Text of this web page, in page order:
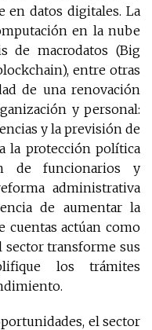
en datos digitales. La
en la nube
de macrodatos (Big
entre otras
de una renovación
y personal:
y la previsión de
la protección política
de funcionarios y
administrativa
de aumentar la
cuentas actúan como
sector transforme sus
los trámites
el sector